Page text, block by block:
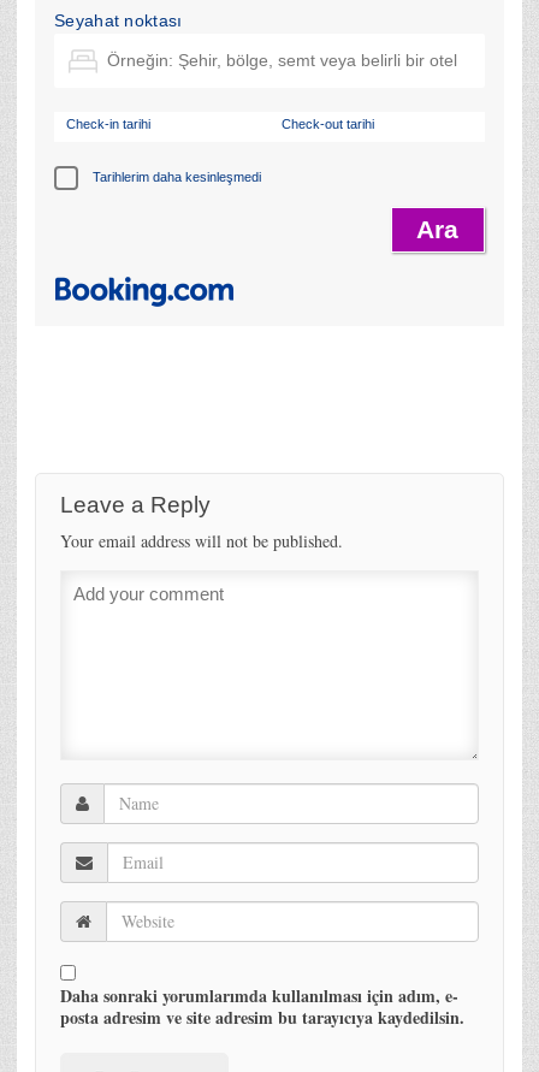
Seyahat noktası
Check-in tarihi Check-out tarihi
Tarihlerim daha kesinleşmedi
Leave a Reply
Your email address will not be published.
Daha sonraki yorumlarımda kullanılması için adım, e-
posta adresim ve site adresim bu tarayıcıya kaydedilsin.